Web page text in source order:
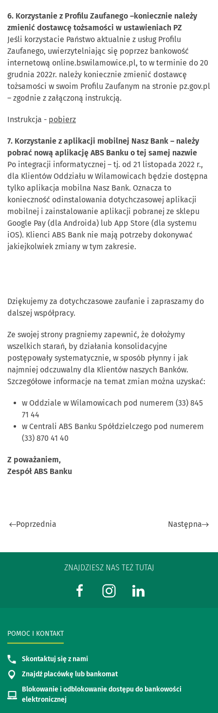
6. Korzystanie z Profilu Zaufanego –koniecznie należy
zmienić dostawcę tożsamości w ustawieniach PZ
Jeśli korzystacie Państwo aktualnie z usług Profilu
Zaufanego, uwierzytelniając się poprzez bankowość
internetową online.bswilamowice.pl, to w terminie do 20
grudnia 2022r. należy koniecznie zmienić dostawcę
tożsamości w swoim Profilu Zaufanym na stronie pz.gov.pl
– zgodnie z załączoną instrukcją.
Instrukcja - pobierz
7. Korzystanie z aplikacji mobilnej Nasz Bank – należy
pobrać nową aplikację ABS Banku o tej samej nazwie
Po integracji informatycznej – tj. od 21 listopada 2022 r.,
dla Klientów Oddziału w Wilamowicach będzie dostępna
tylko aplikacja mobilna Nasz Bank. Oznacza to
konieczność odinstalowania dotychczasowej aplikacji
mobilnej i zainstalowanie aplikacji pobranej ze sklepu
Google Pay (dla Androida) lub App Store (dla systemu
iOS). Klienci ABS Bank nie mają potrzeby dokonywać
jakiejkolwiek zmiany w tym zakresie.
Dziękujemy za dotychczasowe zaufanie i zapraszamy do
dalszej współpracy.
Ze swojej strony pragniemy zapewnić, że dołożymy
wszelkich starań, by działania konsolidacyjne
postępowały systematycznie, w sposób płynny i jak
najmniej odczuwalny dla Klientów naszych Banków.
Szczegółowe informacje na temat zmian można uzyskać:
w Oddziale w Wilamowicach pod numerem (33) 845
71 44
w Centrali ABS Banku Spółdzielczego pod numerem
(33) 870 41 40
Z poważaniem,
Zespół ABS Banku
Poprzednia Następna
ZNAJDZIESZ NAS TEŻ TUTAJ
POMOC I KONTAKT
Skontaktuj się z nami
Znajdź placówkę lub bankomat
Blokowanie i odblokowanie dostępu do bankowości
elektronicznej